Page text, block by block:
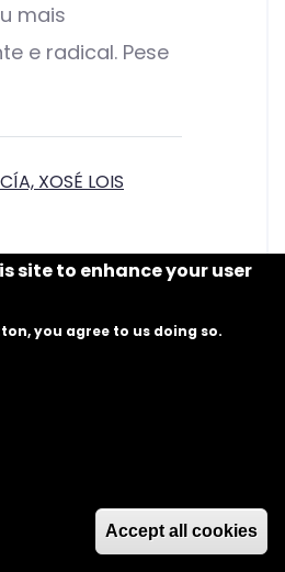
mais
e radical. Pese
XOSÉ LOIS
do exterior, da
nos seus
en
site to enhance your user
you agree to us doing so.
Accept all cookies